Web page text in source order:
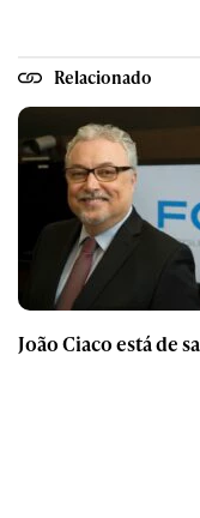
Relacionado
João Ciaco está de